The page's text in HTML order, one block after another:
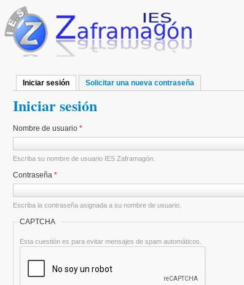
Solapas principales
Iniciar sesión (solapa activa)
Solicitar una nueva contraseña
Iniciar sesión
Nombre de usuario *
Escriba su nombre de usuario IES Zaframagón.
Contraseña *
Escriba la contraseña asignada a su nombre de usuario.
CAPTCHA
Esta cuestión es para evitar mensajes de spam automáticos.